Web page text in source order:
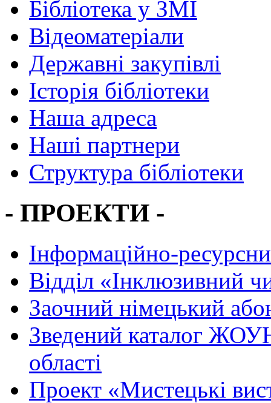
Бібліотека у ЗМІ
Відеоматеріали
Державні закупівлі
Історія бібліотеки
Наша адреса
Наші партнери
Структура бібліотеки
- ПРОЕКТИ -
Інформаційно-
Вiддiл «Інклюзивний
Заочний німецький
Зведений каталог
області
Проект «Мистецькі